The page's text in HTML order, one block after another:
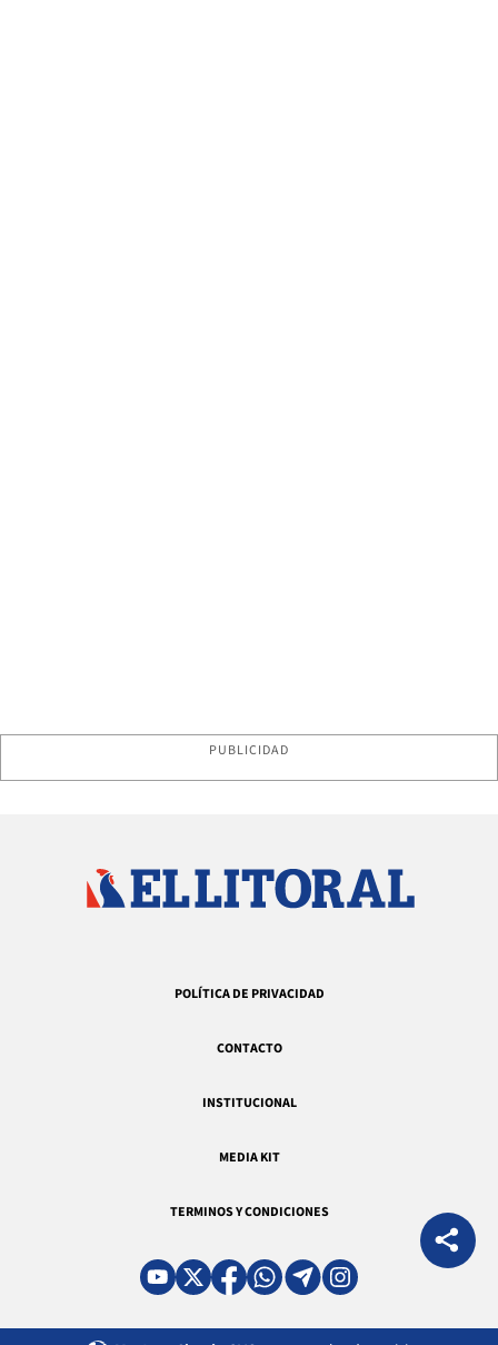
PUBLICIDAD
POLÍTICA DE PRIVACIDAD
CONTACTO
INSTITUCIONAL
MEDIA KIT
TERMINOS Y CONDICIONES